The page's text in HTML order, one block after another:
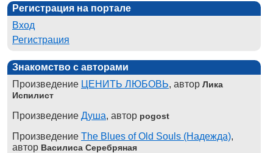
Регистрация на портале
Вход
Регистрация
Знакомство с авторами
Произведение ЦЕНИТЬ ЛЮБОВЬ, автор Лика
Испилист
Произведение Душа, автор pogost
Произведение The Blues of Old Souls (Надежда),
автор Василиса Серебряная